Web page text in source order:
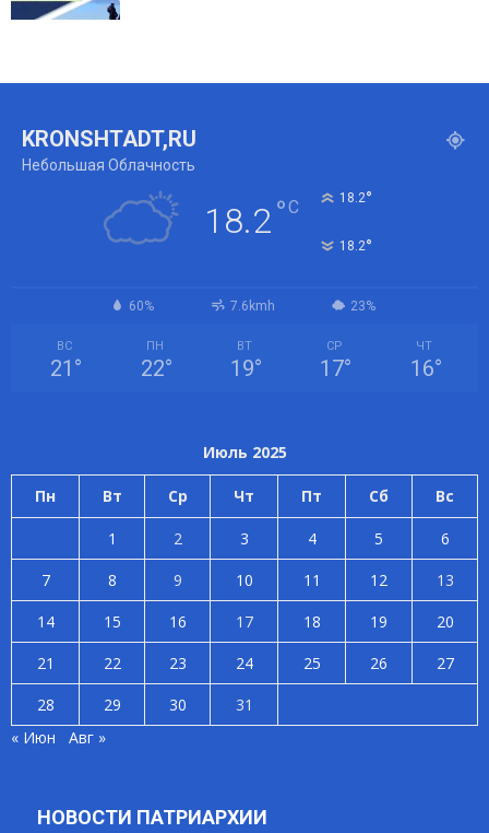
KRONSHTADT,RU
Небольшая Облачность
18.2°C 18.2°
18.2°
60% 7.6kmh 23%
ВС
21 °
ПН
22°
ВТ
19°
СР
17°
ЧТ
16°
Июль 2025
Пн Вт Ср Чт Пт Сб Вс
1 2 3 4 5
6
7
8 9 10 11 12
13
14
15 16 17 18 19
20
21
22 23 24 25 26
27
28
29 30
31
« Июн
Авг »
НОВОСТИ ПАТРИАРХИИ